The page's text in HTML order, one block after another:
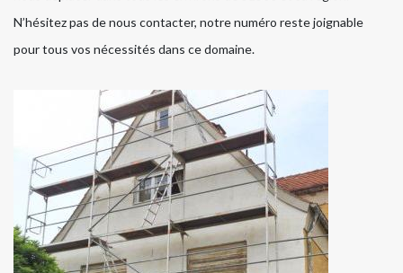
N’hésitez pas de nous contacter, notre numéro reste joignable
pour tous vos nécessités dans ce domaine.